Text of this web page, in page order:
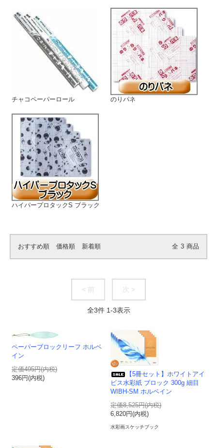
チャコペーパーロール のりパネ
ハイパープロタックS ブラック
おすすめ順 価格順 新着順 全 3 商品
< 前 次 >
全3件 1-3表示
ペーパーブロックリーフ ホルベ
イン
定価495円(内税)
396円(内税)
【5冊セット】ホワイトアイ
ビス水彩紙 ブロック 300g 細目
WIBH-SM ホルベイン
定価8,525円(内税)
6,820円(内税)
水彩画スケッチブック